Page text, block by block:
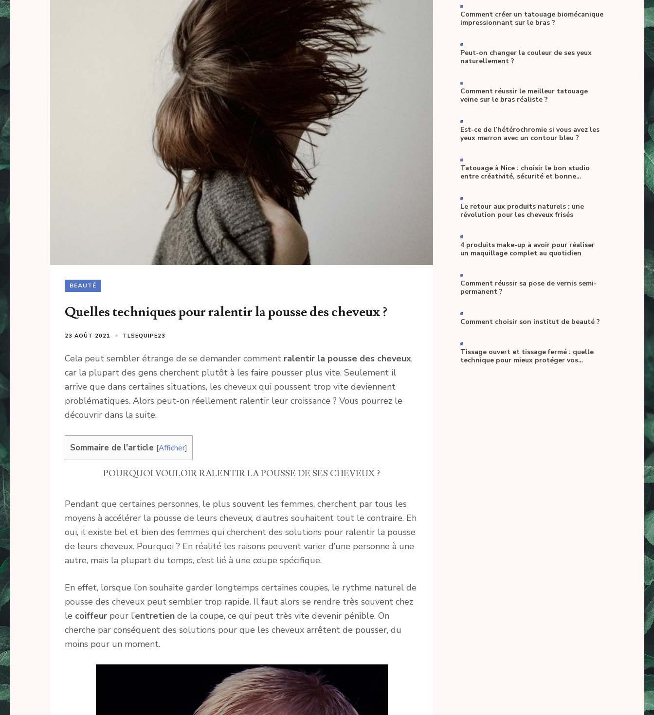
BEAUTÉ
Quelles techniques pour ralentir la pousse des cheveux ?
23 AOÛT 2021 TLSEQUIPE23
Cela peut sembler étrange de se demander comment ralentir la pousse des cheveux,
car la plupart des gens cherchent plutôt à les faire pousser plus vite. Seulement il
arrive que dans certaines situations, les cheveux qui poussent trop vite deviennent
problématiques. Alors peut-on réellement ralentir leur croissance ? Vous pourrez le
découvrir dans la suite.
Sommaire de l'article [Afficher]
POURQUOI VOULOIR RALENTIR LA POUSSE DE SES CHEVEUX ?
Pendant que certaines personnes, le plus souvent les femmes, cherchent par tous les
moyens à accélérer la pousse de leurs cheveux, d’autres souhaitent tout le contraire. Eh
oui, il existe bel et bien des femmes qui cherchent des solutions pour ralentir la pousse
de leurs cheveux. Pourquoi ? En réalité les raisons peuvent varier d’une personne à une
autre, mais la plupart du temps, c’est lié à une coupe spécifique.
En effet, lorsque l’on souhaite garder longtemps certaines coupes, le rythme naturel de
pousse des cheveux peut sembler trop rapide. Il faut alors se rendre très souvent chez
le coiffeur pour l’entretien de la coupe, ce qui peut très vite devenir pénible. On
cherche par conséquent des solutions pour que les cheveux arrêtent de pousser, du
moins pour un moment.
-
Comment créer un tatouage biomécanique
impressionnant sur le bras ?
-
Peut-on changer la couleur de ses yeux
naturellement ?
-
Comment réussir le meilleur tatouage
veine sur le bras réaliste ?
-
Est-ce de l’hétérochromie si vous avez les
yeux marron avec un contour bleu ?
-
Tatouage à Nice : choisir le bon studio
entre créativité, sécurité et bonne
-
Le retour aux produits naturels : une
révolution pour les cheveux frisés
-
4 produits make-up à avoir pour réaliser
un maquillage complet au quotidien
-
Comment réussir sa pose de vernis semi-
permanent ?
-
Comment choisir son institut de beauté ?
-
Tissage ouvert et tissage fermé : quelle
technique pour mieux protéger vos